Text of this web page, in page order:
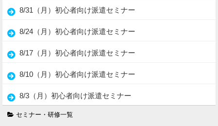
8/31（月）初心者向け派遣セミナー
8/24（月）初心者向け派遣セミナー
8/17（月）初心者向け派遣セミナー
8/10（月）初心者向け派遣セミナー
8/3（月）初心者向け派遣セミナー
セミナー・研修一覧